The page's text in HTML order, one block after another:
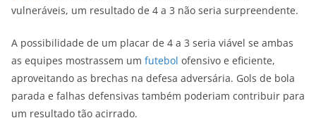
vulneráveis, um resultado de 4 a 3 não seria surpreendente.
A possibilidade de um placar de 4 a 3 seria viável se ambas
as equipes mostrassem um futebol ofensivo e eficiente,
aproveitando as brechas na defesa adversária. Gols de bola
parada e falhas defensivas também poderiam contribuir para
um resultado tão acirrado.